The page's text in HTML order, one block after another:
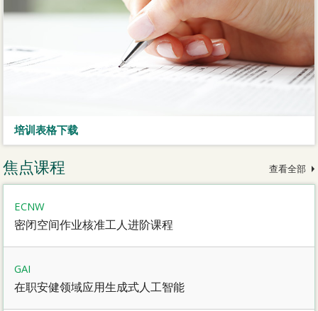
培训表格下载
焦点课程 查看全部
ECNW
密闭空间作业核准工人进阶课程
GAI
在职安健领域应用生成式人工智能